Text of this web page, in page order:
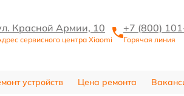
Красной Армии, 10
сервисного центра Xiaomi
+7 (800)
Горячая линия
устройств Цена ремонта